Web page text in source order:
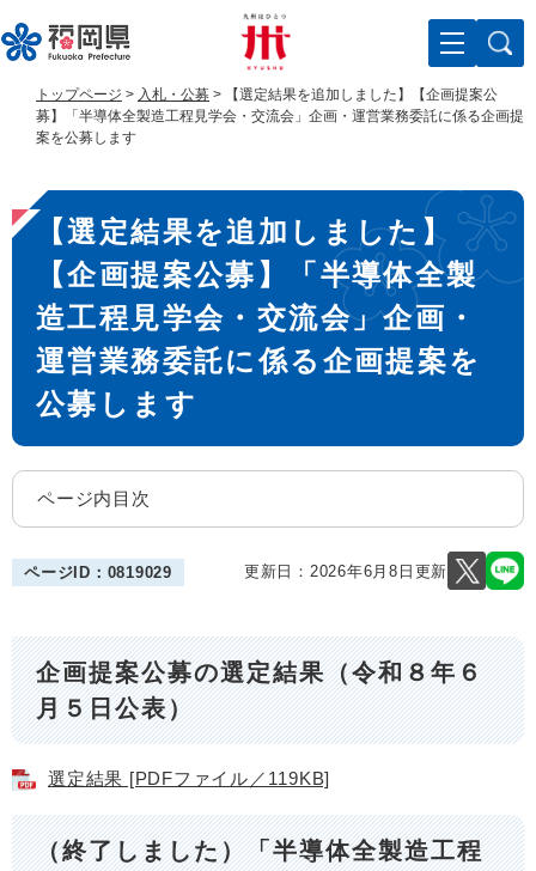
ー
ジ
。
ニ
ュ
て
本
トップページ > 入札・公募 >
【選定結果を追加しました】【企画提案公
募】「半導体全製造工程見学会・交流会」企画・運営業務委託に係る企画提
案を公募します
本
文
【選定結果を追加しました】
【企画提案公募】「半導体全製
造工程見学会・交流会」企画・
運営業務委託に係る企画提案を
公募します
ページ内目次
ページID：0819029 更新日：2026年6月8日更新
企画提案公募の選定結果（令和８年６
月５日公表）
選定結果 [PDFファイル／119KB]
（終了しました）「半導体全製造工程